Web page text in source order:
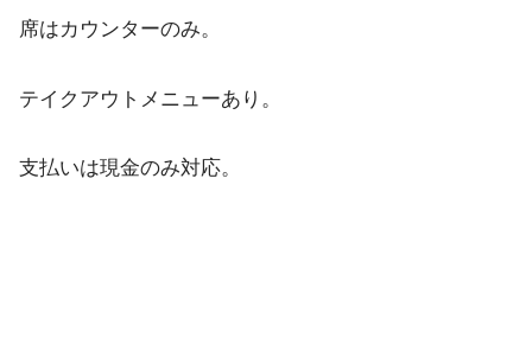
席はカウンターのみ。
テイクアウトメニューあり。
支払いは現金のみ対応。